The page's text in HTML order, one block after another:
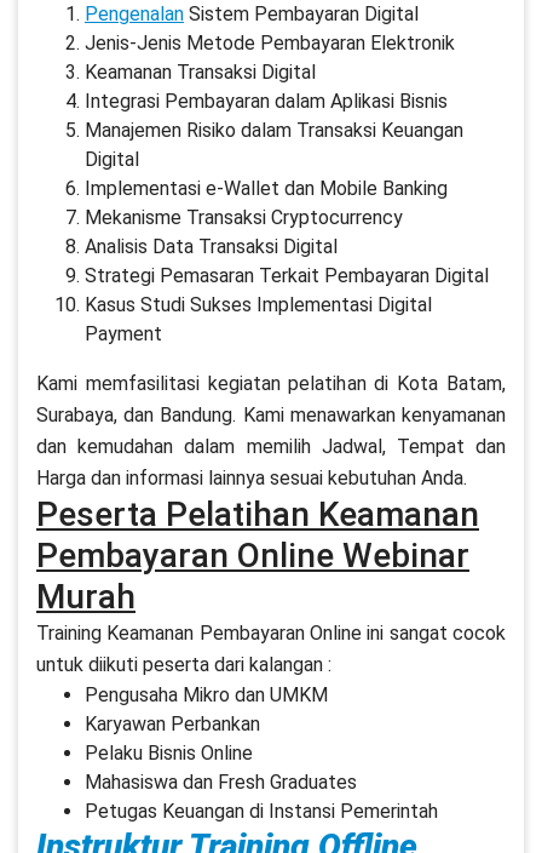
Pengenalan Sistem Pembayaran Digital
Jenis-Jenis Metode Pembayaran Elektronik
Keamanan Transaksi Digital
Integrasi Pembayaran dalam Aplikasi Bisnis
Manajemen Risiko dalam Transaksi Keuangan
Digital
Implementasi e-Wallet dan Mobile Banking
Mekanisme Transaksi Cryptocurrency
Analisis Data Transaksi Digital
Strategi Pemasaran Terkait Pembayaran Digital
Kasus Studi Sukses Implementasi Digital
Payment
Kami memfasilitasi kegiatan pelatihan di Kota Batam,
Surabaya, dan Bandung. Kami menawarkan kenyamanan
dan kemudahan dalam memilih Jadwal, Tempat dan
Harga dan informasi lainnya sesuai kebutuhan Anda.
Peserta Pelatihan Keamanan
Pembayaran Online Webinar
Murah
Training Keamanan Pembayaran Online ini sangat cocok
untuk diikuti peserta dari kalangan :
Pengusaha Mikro dan UMKM
Karyawan Perbankan
Pelaku Bisnis Online
Mahasiswa dan Fresh Graduates
Petugas Keuangan di Instansi Pemerintah